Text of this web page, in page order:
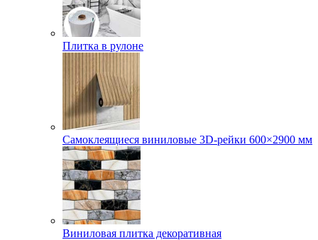
Плитка в рулоне
Самоклеящиеся виниловые 3D‑рейки 600×2900 мм
Виниловая плитка декоративная